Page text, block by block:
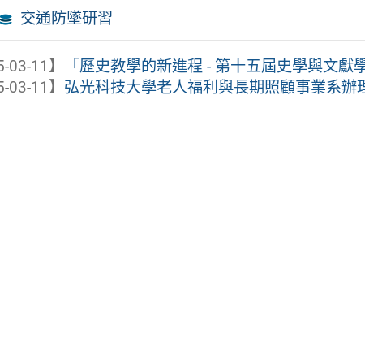
交通防墜研習
03-11】
「歷史教學的新進程 - 第十五屆史學與文獻
03-11】 弘光科技大學老人福利與長期照顧事業系辦